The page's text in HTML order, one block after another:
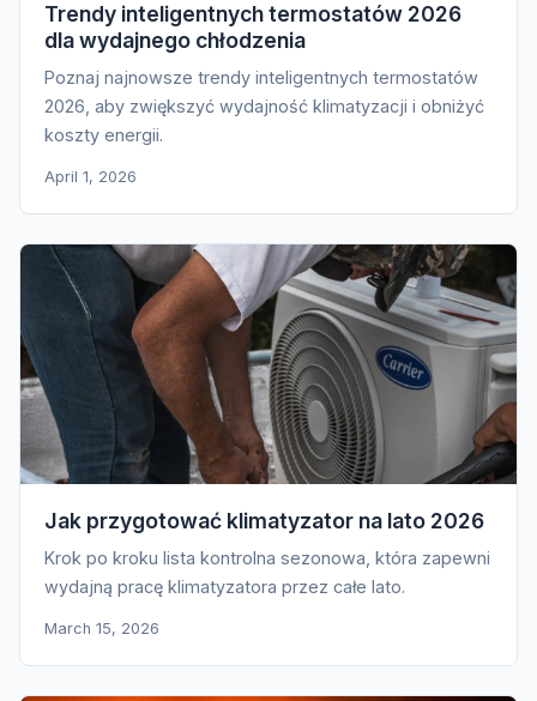
Trendy inteligentnych termostatów 2026
dla wydajnego chłodzenia
Poznaj najnowsze trendy inteligentnych termostatów
2026, aby zwiększyć wydajność klimatyzacji i obniżyć
koszty energii.
April 1, 2026
Jak przygotować klimatyzator na lato 2026
Krok po kroku lista kontrolna sezonowa, która zapewni
wydajną pracę klimatyzatora przez całe lato.
March 15, 2026